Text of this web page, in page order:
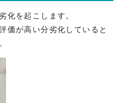
化を起こします。
価が高い分劣化していると